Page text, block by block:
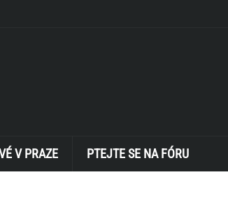
V PRAZE PTEJTE SE NA FÓRU